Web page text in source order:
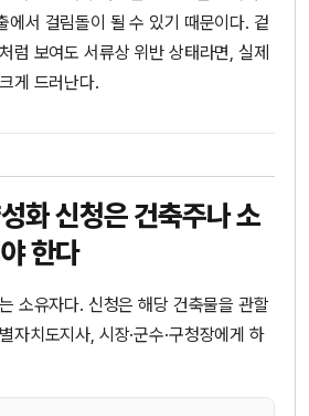
에서 걸림돌이 될 수 있기 때문이다. 겉
럼 보여도 서류상 위반 상태라면, 실제
게 드러난다.
화 신청은 건축주나 소
한다
소유자다. 신청은 해당 건축물을 관할
자치도지사, 시장·군수·구청장에게 하